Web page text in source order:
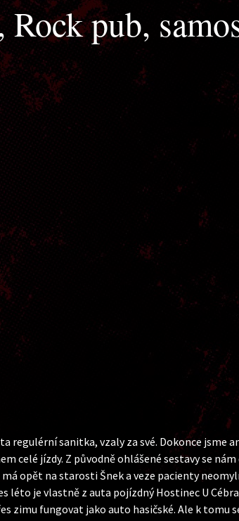
pub,
regulérní sanitka, vzaly za své. Dokonce
celé jízdy. Z původně ohlášené sestavy se
opět na starosti Šnek a veze pacienty
je vlastně z auta pojízdný Hostinec U
zimu fungovat jako auto hasičské. Ale k tomu